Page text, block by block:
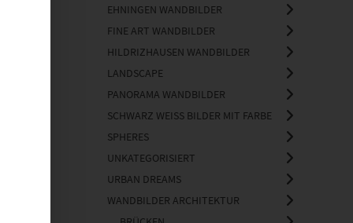
Wandbilder Architektur
Wandbilder aus Dresden
Wandbilder aus Bonn
Brücken 5
EHNINGEN WANDBILDER
FINE ART WANDBILDER
HILDRIZHAUSEN WANDBILDER
LANDSCAPE
PANORAMA WANDBILDER
SCHWARZ WEISS BILDER MIT FARBE
SPHERES
UNKATEGORISIERT
URBAN DREAMS
WANDBILDER ARCHITEKTUR